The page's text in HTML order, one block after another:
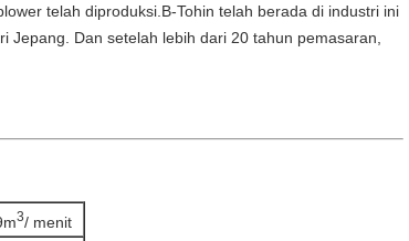
telah diproduksi.B-Tohin telah berada di industri ini
Dan setelah lebih dari 20 tahun pemasaran,
3/ menit